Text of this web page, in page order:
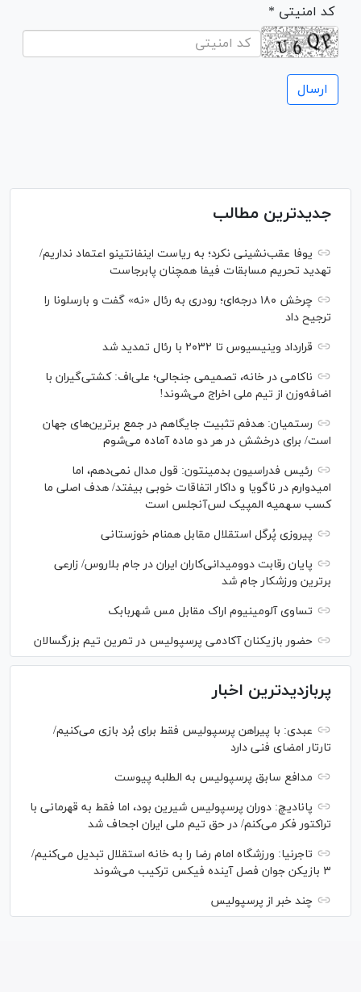
* کد امنیتی
جدیدترین مطالب
یوفا عقب‌نشینی نکرد؛ به ریاست اینفانتینو اعتماد نداریم/
تهدید تحریم مسابقات فیفا همچنان پابرجاست
چرخش ۱۸۰ درجه‌ای؛ رودری به رئال «نه» گفت و بارسلونا را
ترجیح داد
قرارداد وینیسیوس تا ۲۰۳۲ با رئال‌ تمدید شد
ناکامی در خانه، تصمیمی جنجالی؛ علی‌اف: کشتی‌گیران با
اضافه‌وزن از تیم ملی اخراج می‌شوند!
رستمیان: هدفم تثبیت جایگاهم در جمع برترین‌های جهان
است/ برای درخشش در هر دو ماده آماده می‌شوم
رئیس فدراسیون بدمینتون: قول مدال نمی‌دهم، اما
امیدوارم در ناگویا و داکار اتفاقات خوبی بیفتد/ هدف اصلی ما
کسب سهمیه المپیک لس‌آنجلس است
پیروزی پُرگل استقلال مقابل همنام خوزستانی
پایان رقابت دوومیدانی‌کاران ایران در جام بلاروس/ زارعی
برترین ورزشکار جام شد
تساوی آلومینیوم اراک مقابل مس شهربابک
حضور بازیکنان آکادمی پرسپولیس در تمرین تیم بزرگسالان
پربازدیدترین اخبار
عبدی: با پیراهن پرسپولیس فقط برای بُرد بازی می‌کنیم/
تارتار امضای فنی دارد
مدافع سابق پرسپولیس به الطلبه پیوست
پانادیچ: دوران پرسپولیس شیرین بود، اما فقط به قهرمانی با
تراکتور فکر می‌کنم/ در حق تیم ملی ایران اجحاف شد
تاجرنیا: ورزشگاه امام رضا را به خانه استقلال تبدیل می‌کنیم/
۳ بازیکن جوان فصل آینده فیکس ترکیب می‌شوند
چند خبر از پرسپولیس